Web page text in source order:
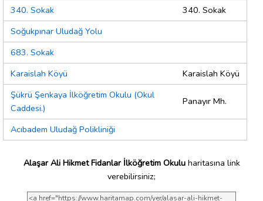
340. Sokak
340. Sokak
Soğukpınar Uludağ Yolu
683. Sokak
Karaislah Köyü
Karaislah Köyü
Şükrü Şenkaya İlköğretim Okulu (Okul
Caddesi.)
Panayır Mh.
Acıbadem Uludağ Polikliniği
Alaşar Ali Hikmet Fidanlar İlköğretim Okuluharitasına link
verebilirsiniz;